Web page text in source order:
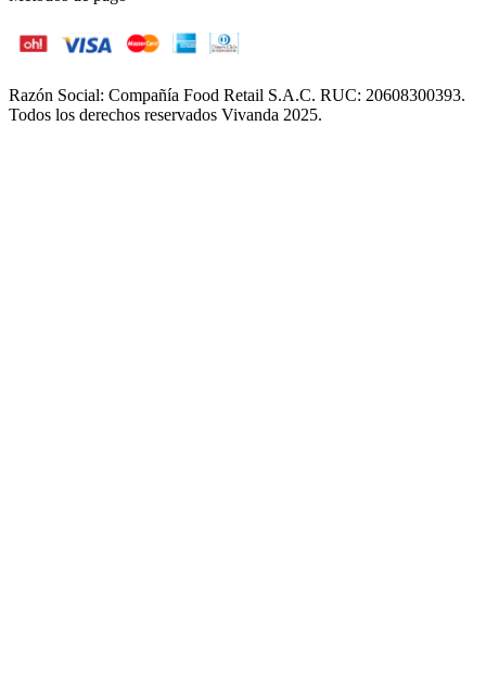
Razón Social: Compañía Food Retail S.A.C. RUC: 20608300393.
Todos los derechos reservados Vivanda 2025.